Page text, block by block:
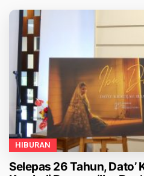
HIBURAN
Selepas 26 Tahun, Dato’